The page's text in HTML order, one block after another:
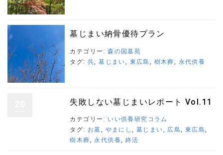
墓じまい納骨優待プラン
カテゴリー:森の国墓苑
タグ: 呉,墓じまい, 東広島 , 樹木葬, 永代供養
失敗しない墓じまいレポート Vol.11
カテゴリー: いい供養研究コラム
タグ: お墓, やまにし,墓じまい, 広島,東広島,
樹木葬,永代供養, 終活